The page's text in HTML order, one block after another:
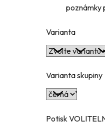
poznámky
Varianta
Varianta skupiny
Potisk